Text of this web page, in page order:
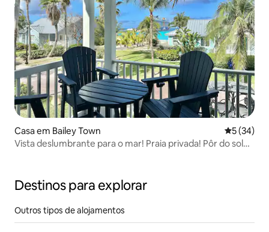
Casa em Bailey Town
5 (34)
Vista deslumbrante para o mar! Praia privada! Pôr do sol
Destinos para explorar
Outros tipos de alojamentos